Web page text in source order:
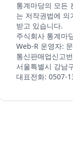
통계마당의 모든
는 저작권법에 의
받고 있습니다.
주식회사 통계마
Web-R 운영자:
통신판매업신고
서울특별시 강남
대표전화: